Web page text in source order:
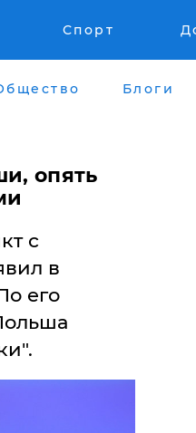
Спорт
Блоги
опять
с
в
его